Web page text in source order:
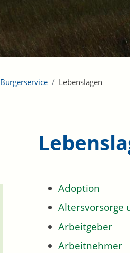
Bürgerservice Lebenslagen
Adoption
Altersvorsorge
Arbeitgeber
Arbeitnehmer